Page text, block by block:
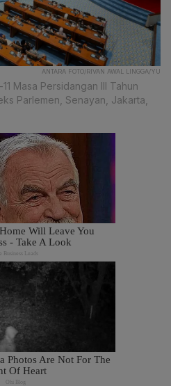
ANTARA FOTO/RIVAN AWAL LINGGA/YU
Masa Persidangan III Tahun
Parlemen, Senayan, Jakarta,